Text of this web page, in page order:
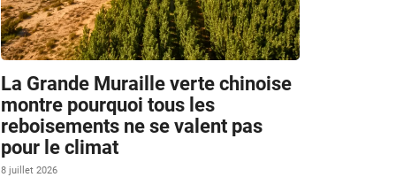
La Grande Muraille verte chinoise
montre pourquoi tous les
reboisements ne se valent pas
pour le climat
8 juillet 2026